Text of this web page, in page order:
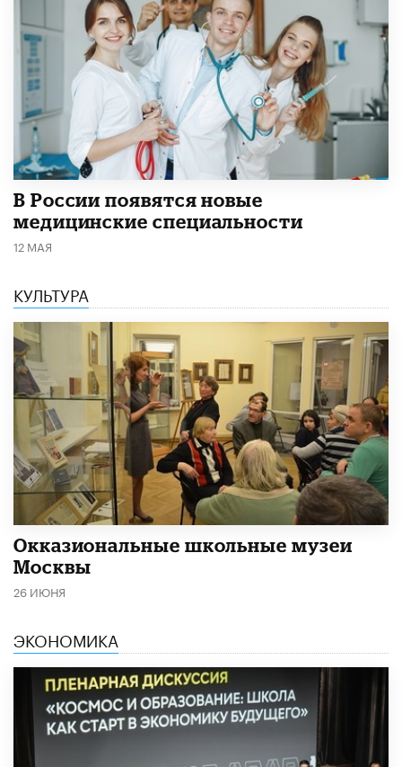
В России появятся новые
медицинские специальности
12 МАЯ
КУЛЬТУРА
​Окказиональные школьные музеи
Москвы
26 ИЮНЯ
ЭКОНОМИКА